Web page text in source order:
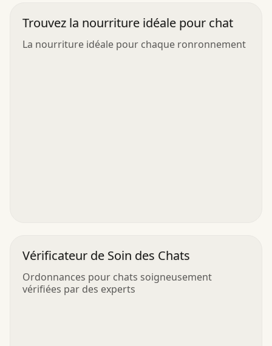
Trouvez la nourriture idéale pour chat
La nourriture idéale pour chaque ronronnement
Vérificateur de Soin des Chats
Ordonnances pour chats soigneusement
vérifiées par des experts